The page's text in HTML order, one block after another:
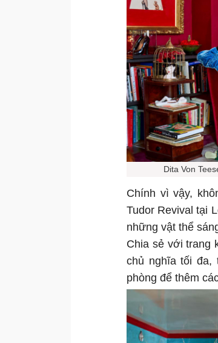
Dita Von
Chính vì vậy,
Tudor Revival tại
những vật thể
Chia sẻ với trang
chủ nghĩa tối
phòng để thêm